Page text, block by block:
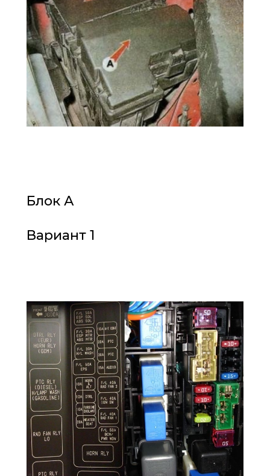
Блок А
Вариант 1